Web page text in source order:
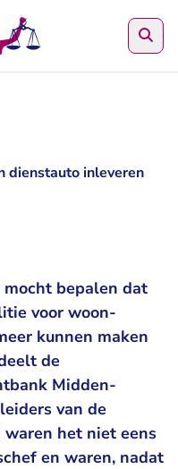
dienstauto inleveren
bepalen dat
voor woon-
kunnen maken
de
Midden-
van de
het niet eens
en waren, nadat